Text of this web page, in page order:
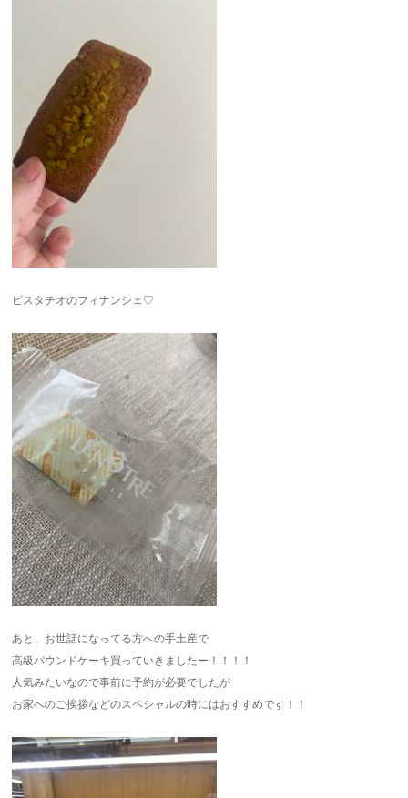
ピスタチオのフィナンシェ♡
あと、お世話になってる方への手土産で
高級パウンドケーキ買っていきましたー！！！！
人気みたいなので事前に予約が必要でしたが
お家へのご挨拶などのスペシャルの時にはおすすめです！！